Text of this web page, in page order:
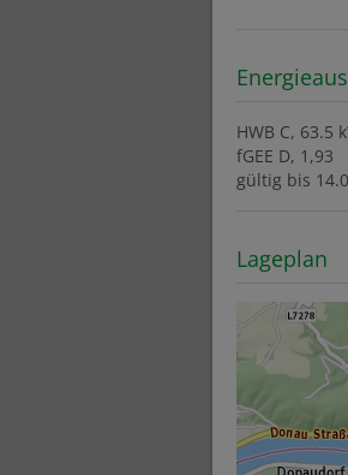
HWB C, 63.5
fGEE D, 1,93
gültig bis
Lageplan